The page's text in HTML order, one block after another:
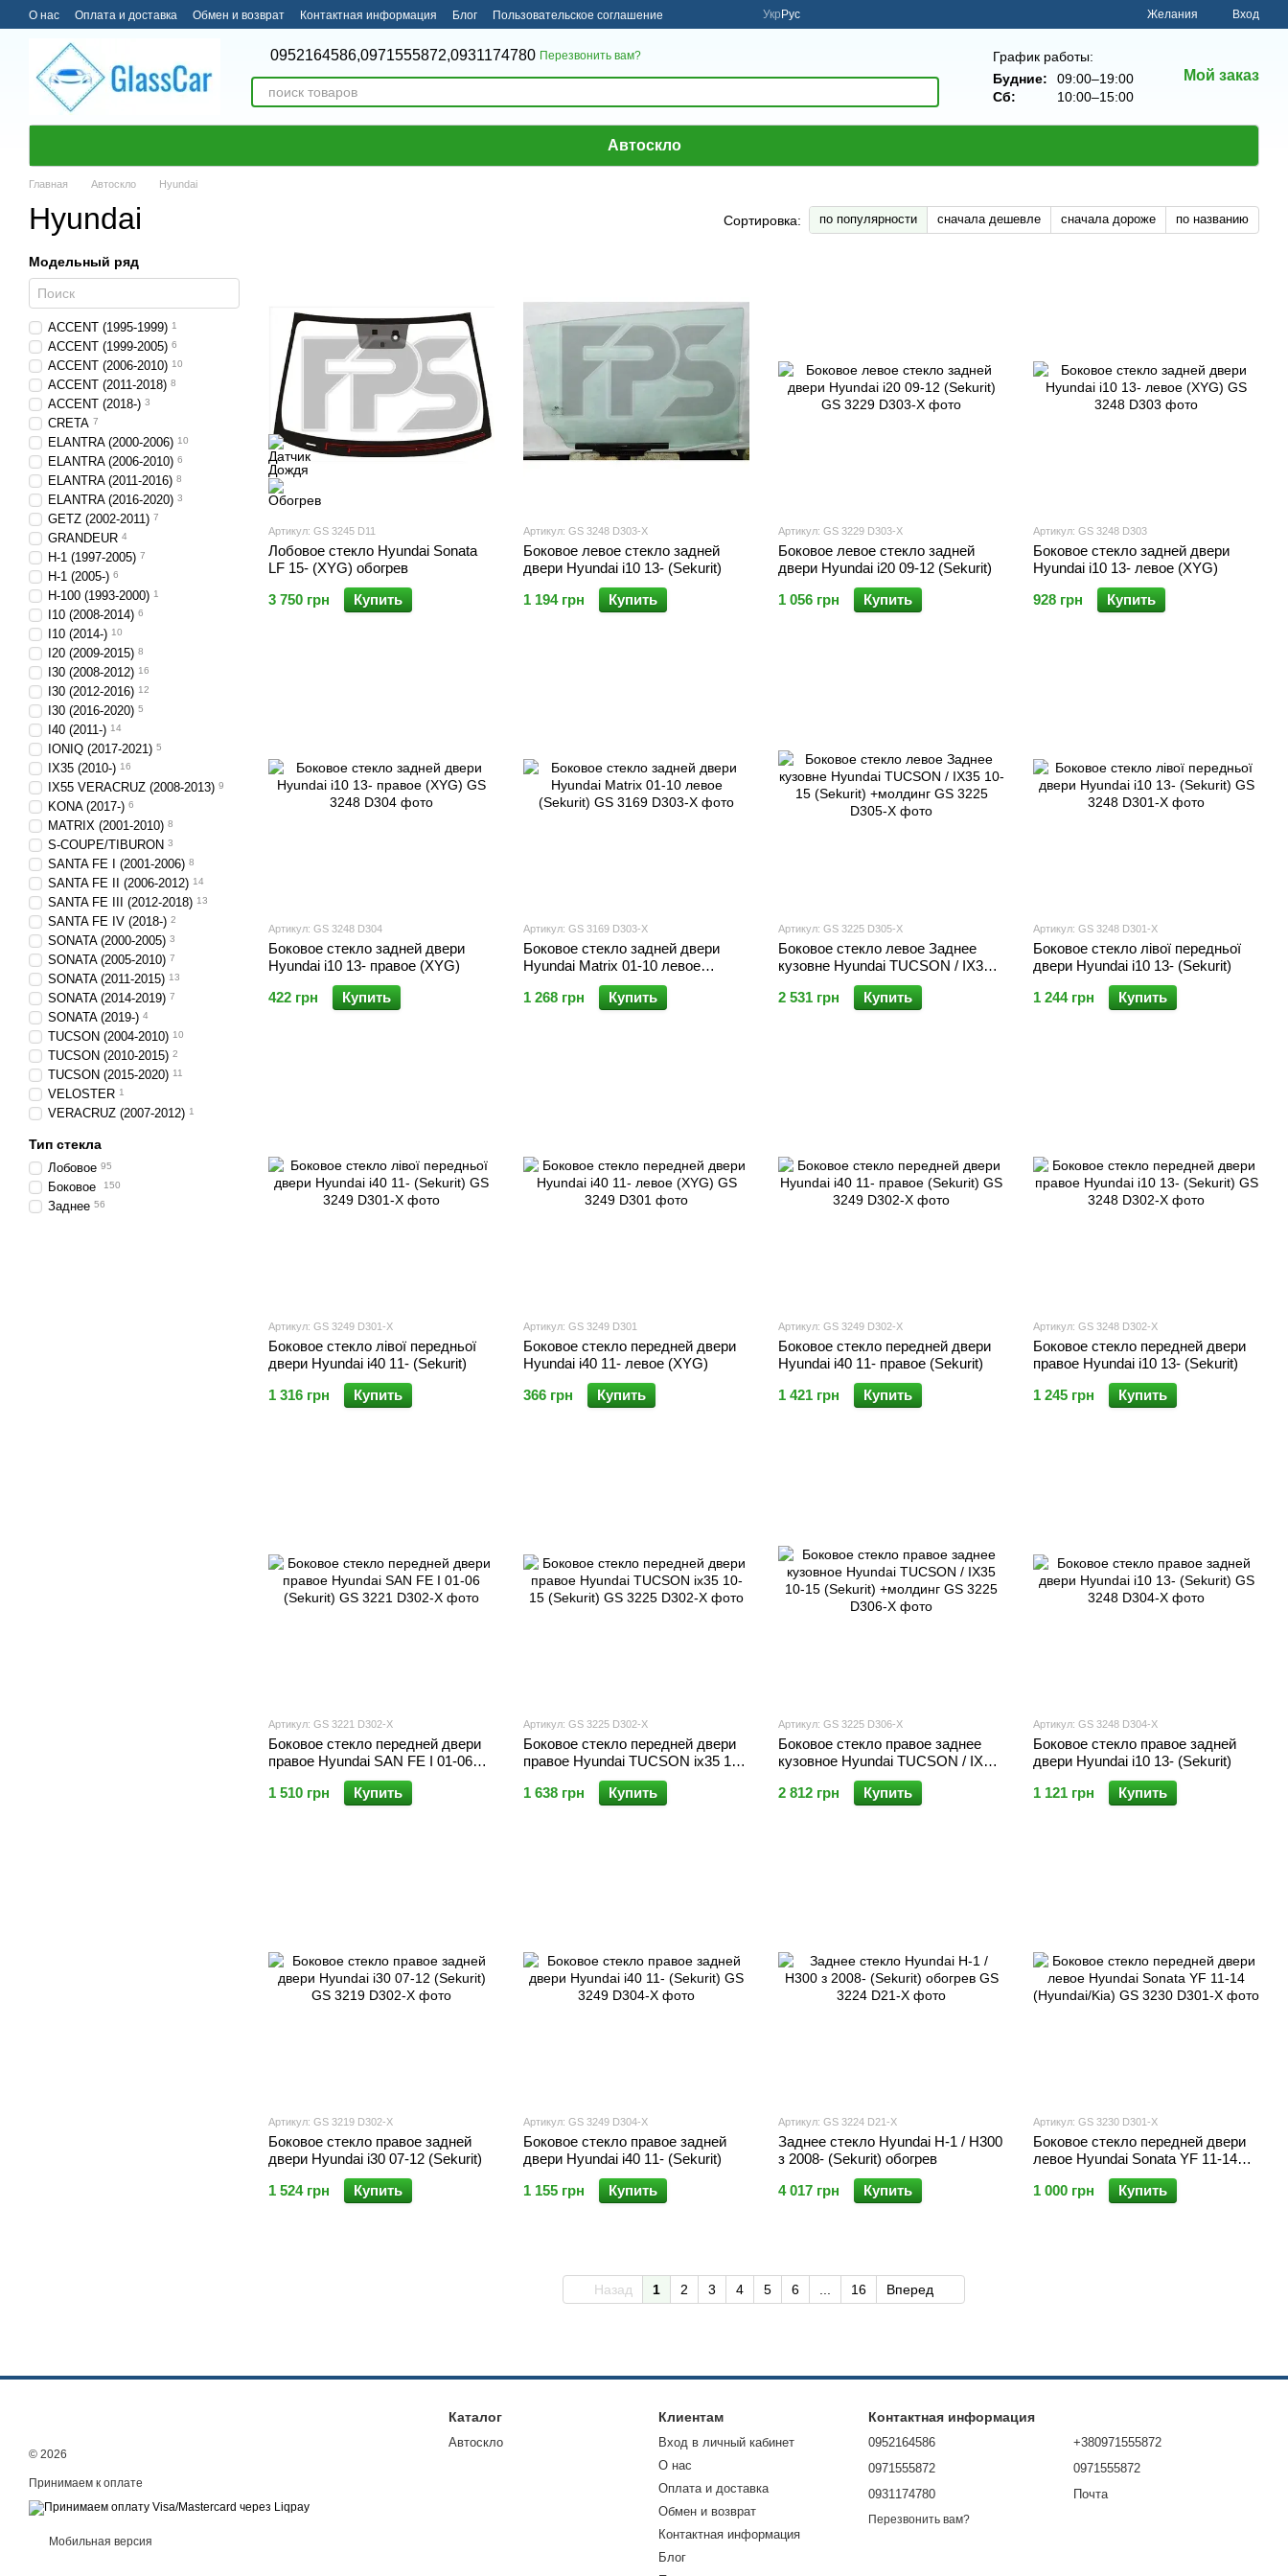
Перейти к основному контенту
О нас Оплата и доставка Обмен и возврат Контактная информация Блог Пользовательское соглашение Укр Рус Желания Вход
0952164586,0971555872,0931174780 Перезвонить вам?
График работы:
Будние:
09:00–19:00
Сб:
10:00–15:00
Мой заказ
Автоскло
Главная Автоскло Hyundai
Hyundai Сортировка: по популярности сначала дешевле сначала дороже по названию
Артикул: GS 3245 D11
Лобовое стекло Hyundai Sonata
LF 15- (XYG) обогрев
3 750 грн
Купить
Артикул: GS 3248 D303-X
Боковое левое стекло задней
двери Hyundai i10 13- (Sekurit)
1 194 грн
Купить
Артикул: GS 3229 D303-X
Боковое левое стекло задней
двери Hyundai i20 09-12 (Sekurit)
1 056 грн
Купить
Артикул: GS 3248 D303
Боковое стекло задней двери
Hyundai i10 13- левое (XYG)
928 грн
Купить
Артикул: GS 3248 D304
Боковое стекло задней двери
Hyundai i10 13- правое (XYG)
422 грн
Купить
Артикул: GS 3169 D303-X
Боковое стекло задней двери
Hyundai Matrix 01-10 левое
1 268 грн
Купить
Артикул: GS 3225 D305-X
Боковое стекло левое Заднее
кузовне Hyundai TUCSON / IX35
10-15 (Sekurit) +молдинг
2 531 грн
Купить
Артикул: GS 3248 D301-X
Боковое стекло лівої передньої
двери Hyundai i10 13- (Sekurit)
1 244 грн
Купить
Артикул: GS 3249 D301-X
Боковое стекло лівої передньої
двери Hyundai i40 11- (Sekurit)
1 316 грн
Купить
Артикул: GS 3249 D301
Боковое стекло передней двери
Hyundai i40 11- левое (XYG)
366 грн
Купить
Артикул: GS 3249 D302-X
Боковое стекло передней двери
Hyundai i40 11- правое (Sekurit)
1 421 грн
Купить
Артикул: GS 3248 D302-X
Боковое стекло передней двери
правое Hyundai i10 13- (Sekurit)
1 245 грн
Купить
Артикул: GS 3221 D302-X
Боковое стекло передней двери
правое Hyundai SAN FE I 01-06
1 510 грн
Купить
Артикул: GS 3225 D302-X
Боковое стекло передней двери
правое Hyundai TUCSON ix35 10-
1 638 грн
Купить
Артикул: GS 3225 D306-X
Боковое стекло правое заднее
кузовное Hyundai TUCSON / IX35
10-15 (Sekurit) +молдинг
2 812 грн
Купить
Артикул: GS 3248 D304-X
Боковое стекло правое задней
двери Hyundai i10 13- (Sekurit)
1 121 грн
Купить
Артикул: GS 3219 D302-X
Боковое стекло правое задней
двери Hyundai i30 07-12 (Sekurit)
1 524 грн
Купить
Артикул: GS 3249 D304-X
Боковое стекло правое задней
двери Hyundai i40 11- (Sekurit)
1 155 грн
Купить
Артикул: GS 3224 D21-X
Заднее стекло Hyundai H-1 / H300
з 2008- (Sekurit) обогрев
4 017 грн
Купить
Артикул: GS 3230 D301-X
Боковое стекло передней двери
левое Hyundai Sonata YF 11-14
(Hyundai/Kia)
1 000 грн
Купить
Назад 1 2 3 4 5 6 16 Вперед
Модельный ряд
ACCENT (1995-1999) 1
ACCENT (1999-2005) 6
ACCENT (2006-2010) 10
ACCENT (2011-2018) 8
ACCENT (2018-) 3
CRETA 7
ELANTRA (2000-2006) 10
ELANTRA (2006-2010) 6
ELANTRA (2011-2016) 8
ELANTRA (2016-2020) 3
GETZ (2002-2011) 7
GRANDEUR 4
H-1 (1997-2005) 7
H-1 (2005-) 6
H-100 (1993-2000) 1
I10 (2008-2014) 6
I10 (2014-) 10
I20 (2009-2015) 8
I30 (2008-2012) 16
I30 (2012-2016) 12
I30 (2016-2020) 5
I40 (2011-) 14
IONIQ (2017-2021) 5
IX35 (2010-) 16
IX55 VERACRUZ (2008-2013) 9
KONA (2017-) 6
MATRIX (2001-2010) 8
S-COUPE/TIBURON 3
SANTA FE I (2001-2006) 8
SANTA FE II (2006-2012) 14
SANTA FE III (2012-2018) 13
SANTA FE IV (2018-) 2
SONATA (2000-2005) 3
SONATA (2005-2010) 7
SONATA (2011-2015) 13
SONATA (2014-2019) 7
SONATA (2019-) 4
TUCSON (2004-2010) 10
TUCSON (2010-2015) 2
TUCSON (2015-2020) 11
VELOSTER 1
VERACRUZ (2007-2012) 1
Тип стекла
Лобовое 95
Боковое 150
Заднее 56
© 2026
Принимаем к оплате
Мобильная версия
Каталог
Автоскло
Клиентам
Вход в личный кабинет
О нас
Оплата и доставка
Обмен и возврат
Контактная информация
Блог
Контактная информация
0952164586
0971555872
0931174780
Перезвонить вам?
+380971555872
0971555872
Почта